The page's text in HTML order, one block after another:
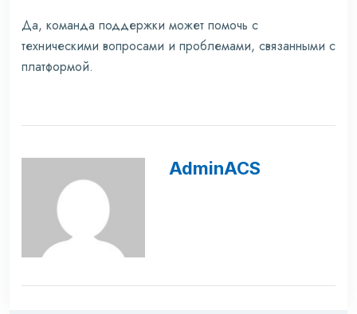
Да, команда поддержки может помочь с
техническими вопросами и проблемами, связанными с
платформой.
AdminACS